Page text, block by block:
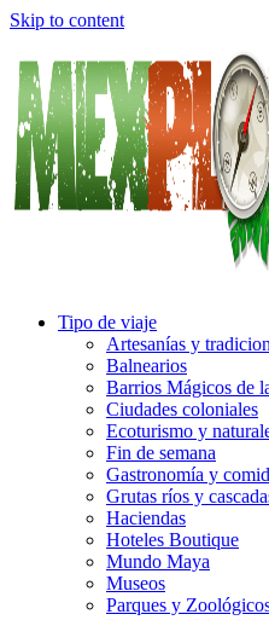
Skip to content
Tipo de viaje
Artesanías y
Balnearios
Barrios Mágicos de
Ciudades coloniales
Ecoturismo y
Fin de semana
Gastronomía y
Grutas ríos y
Haciendas
Hoteles Boutique
Mundo Maya
Museos
Parques y